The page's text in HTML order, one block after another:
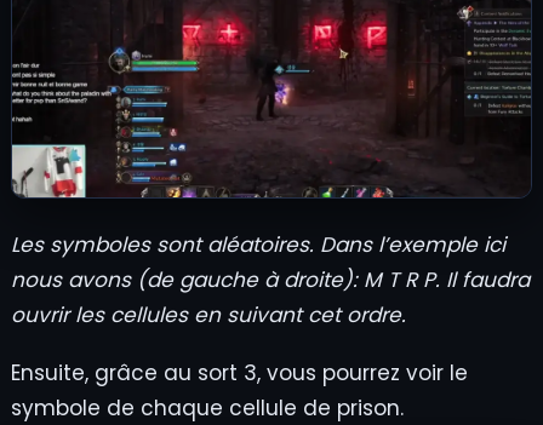
Les symboles sont aléatoires. Dans l’exemple ici
nous avons (de gauche à droite): M T R P. Il faudra
ouvrir les cellules en suivant cet ordre.
Ensuite, grâce au sort 3, vous pourrez voir le
symbole de chaque cellule de prison.